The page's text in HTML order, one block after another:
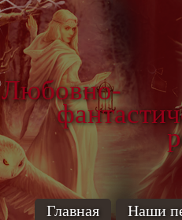
Любовно-
Главная Наши